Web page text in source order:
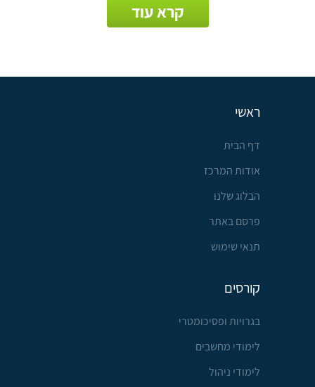
קרא עוד
ראשי
דף הבית
אודות המרכז
הבלוג שלנו
פרסם באתר
תנאי שימוש
קורסים
בגרויות ופסיכומטרי
לימודי מחשבים
לימודי ניהול